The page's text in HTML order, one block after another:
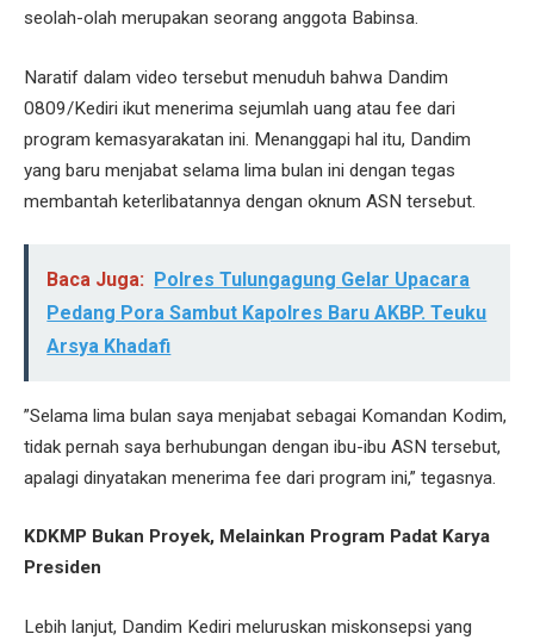
seolah-olah merupakan seorang anggota Babinsa.
​Naratif dalam video tersebut menuduh bahwa Dandim
0809/Kediri ikut menerima sejumlah uang atau fee dari
program kemasyarakatan ini. Menanggapi hal itu, Dandim
yang baru menjabat selama lima bulan ini dengan tegas
membantah keterlibatannya dengan oknum ASN tersebut.
Baca Juga: Polres Tulungagung Gelar Upacara
Pedang Pora Sambut Kapolres Baru AKBP. Teuku
Arsya Khadafi
​”Selama lima bulan saya menjabat sebagai Komandan Kodim,
tidak pernah saya berhubungan dengan ibu-ibu ASN tersebut,
apalagi dinyatakan menerima fee dari program ini,” tegasnya.
KDKMP Bukan Proyek, Melainkan Program Padat Karya
Presiden
Lebih lanjut, Dandim Kediri meluruskan miskonsepsi yang